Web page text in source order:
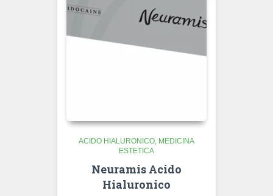
ACIDO HIALURONICO MEDICINA
ESTETICA
Neuramis Acido
Hialuronico